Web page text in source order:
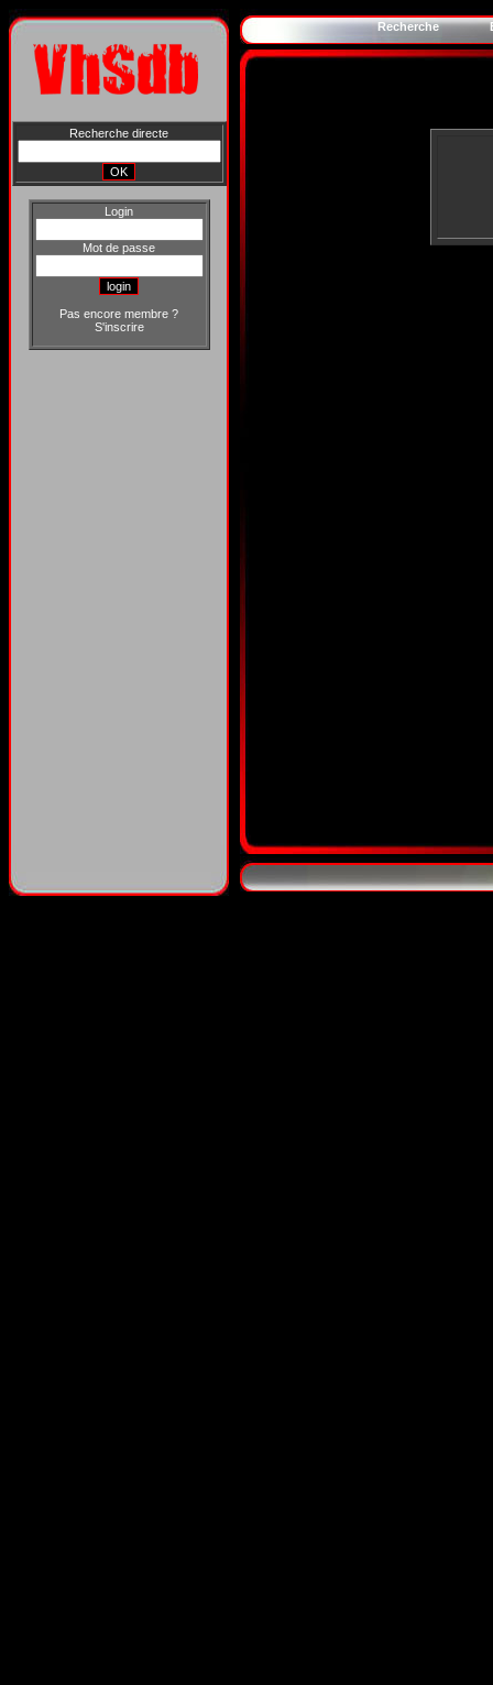
Recherche directe
Login
Mot de passe
Pas encore membre ?
S'inscrire
Recherche